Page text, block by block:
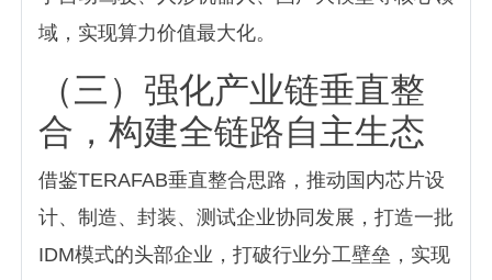
域，实现算力价值最大化。
（三）强化产业链垂直整
合，构建全链路自主生态
借鉴TERAFAB垂直整合思路，推动国内芯片设
计、制造、封装、测试企业协同发展，打造一批
IDM模式的头部企业，打破行业分工壁垒，实现